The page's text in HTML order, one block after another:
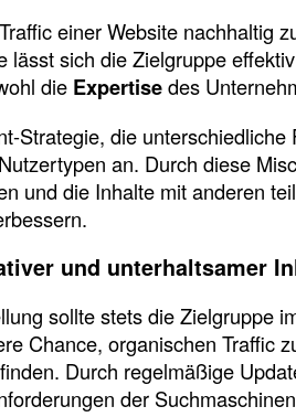
einer Website nachhaltig
lässt sich die Zielgruppe
die Expertisedes
Strategie, die
an. Durch diese
und die Inhalte mit anderen
und unterhaltsamer
sollte stets die Zielgruppe
Chance, organischen Traffic
Durch regelmäßige
der